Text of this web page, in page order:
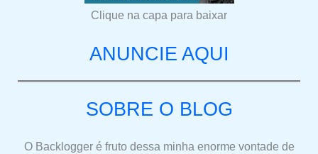
Clique na capa para baixar
ANUNCIE AQUI
SOBRE O BLOG
O Backlogger é fruto dessa minha enorme vontade de